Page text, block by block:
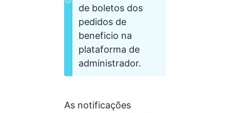
de boletos dos
pedidos de
beneficio na
plataforma de
administrador.
As notificações